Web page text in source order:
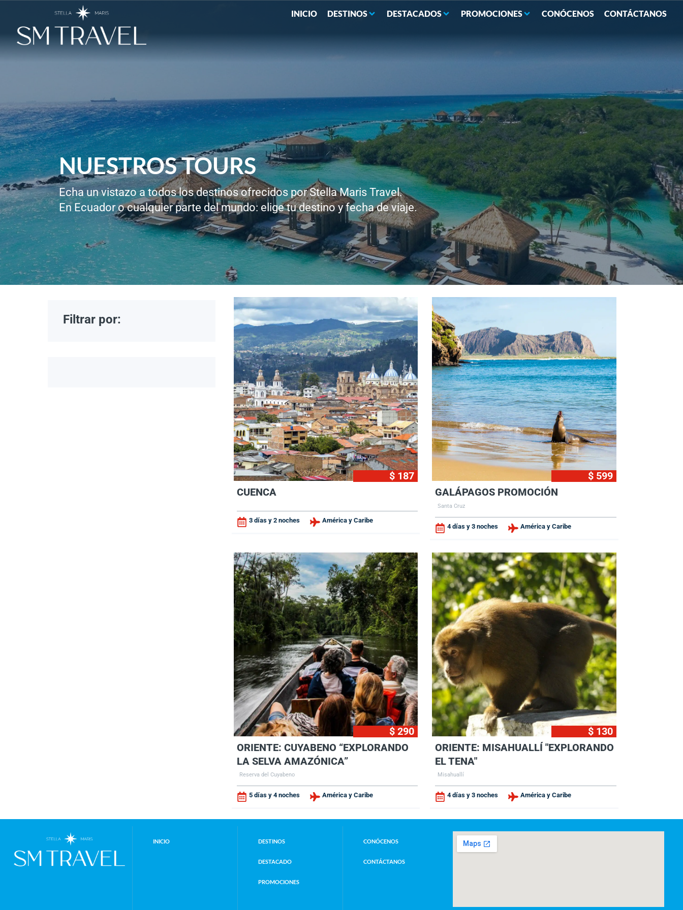
INICIO DESTINOS DESTACADOS PROMOCIONES CONÓCENOS CONTÁCTANOS
NUESTROS TOURS​
Echa un vistazo a todos los destinos ofrecidos por Stella Maris Travel.
En Ecuador o cualquier parte del mundo: elige tu destino y fecha de viaje.
1 / 6
Filtrar por:
$ 187
CUENCA
3 días y 2 noches América y Caribe
$ 599
GALÁPAGOS PROMOCIÓN
Santa Cruz
4 días y 3 noches América y Caribe
$ 290
ORIENTE: CUYABENO “EXPLORANDO
LA SELVA AMAZÓNICA”
Reserva del Cuyabeno
5 días y 4 noches América y Caribe
$ 130
ORIENTE: MISAHUALLÍ "EXPLORANDO
EL TENA"
Misahuallí
4 días y 3 noches América y Caribe
INICIO DESTINOS
DESTACADO
PROMOCIONES
CONÓCENOS
CONTÁCTANOS